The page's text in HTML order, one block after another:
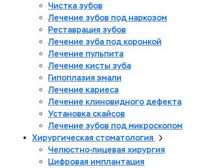
Чистка зубов
Лечение зубов под наркозом
Реставрация зубов
Лечение зуба под коронкой
Лечение пульпита
Лечение кисты зуба
Гипоплазия эмали
Лечение кариеса
Лечение клиновидного дефекта
Установка скайсов
Лечение зубов под микроскопом
Хирургическая стоматология
Челюстно-лицевая хирургия
Цифровая имплантация